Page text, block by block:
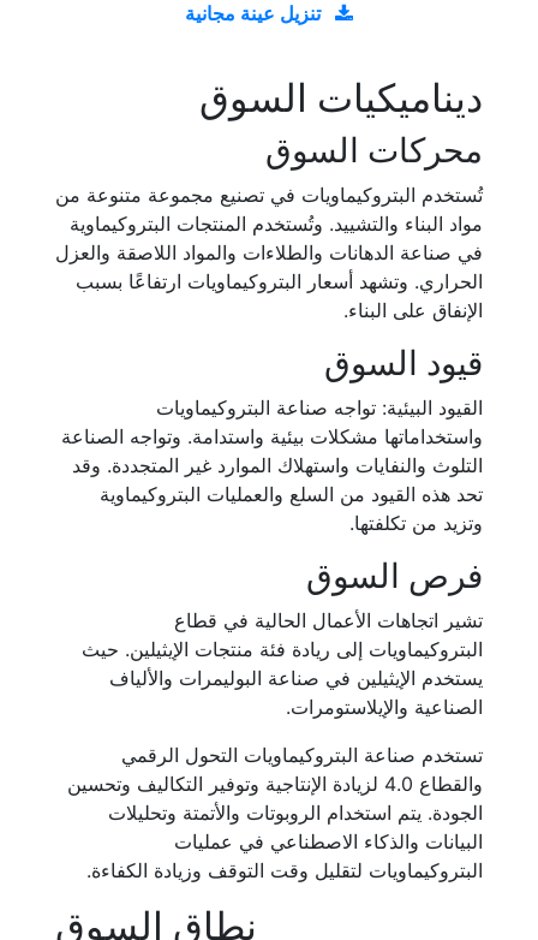
تنزيل عينة مجانية
ديناميكيات السوق
محركات السوق
تُستخدم البتروكيماويات في تصنيع مجموعة متنوعة من
مواد البناء والتشييد. وتُستخدم المنتجات البتروكيماوية
في صناعة الدهانات والطلاءات والمواد اللاصقة والعزل
الحراري. وتشهد أسعار البتروكيماويات ارتفاعًا بسبب
الإنفاق على البناء.
قيود السوق
القيود البيئية: تواجه صناعة البتروكيماويات
واستخداماتها مشكلات بيئية واستدامة. وتواجه الصناعة
التلوث والنفايات واستهلاك الموارد غير المتجددة. وقد
تحد هذه القيود من السلع والعمليات البتروكيماوية
وتزيد من تكلفتها.
فرص السوق
تشير اتجاهات الأعمال الحالية في قطاع
البتروكيماويات إلى ريادة فئة منتجات الإيثيلين. حيث
يستخدم الإيثيلين في صناعة البوليمرات والألياف
الصناعية والإيلاستومرات.
تستخدم صناعة البتروكيماويات التحول الرقمي
والقطاع 4.0 لزيادة الإنتاجية وتوفير التكاليف وتحسين
الجودة. يتم استخدام الروبوتات والأتمتة وتحليلات
البيانات والذكاء الاصطناعي في عمليات
البتروكيماويات لتقليل وقت التوقف وزيادة الكفاءة.
نطاق السوق